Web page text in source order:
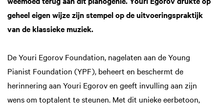
geheel eigen wijze zijn stempel op de uitvoeringspraktijk
van de klassieke muziek.
De Youri Egorov Foundation, nagelaten aan de Young
Pianist Foundation (YPF), beheert en beschermt de
herinnering aan Youri Egorov en geeft invulling aan zijn
wens om toptalent te steunen. Met dit unieke eerbetoon,